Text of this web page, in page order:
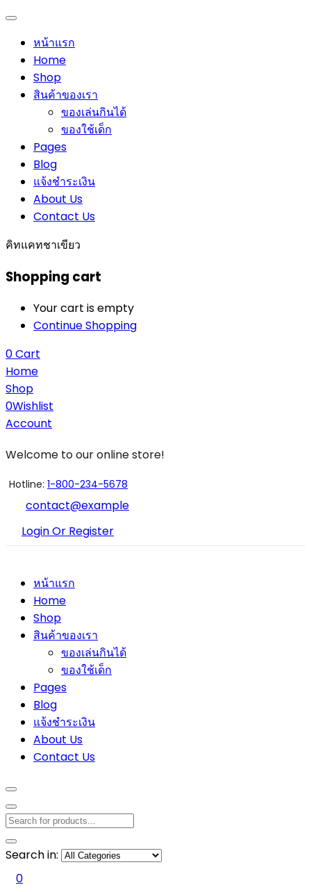
หน้าแรก
Home
Shop
สินค้าของเรา
ของเล่นกินได้
ของใช้เด็ก
Pages
Blog
แจ้งชำระเงิน
About Us
Contact Us
คิทแคทชาเขียว
Shopping cart
Your cart is empty
Continue Shopping
0Cart
Home
Shop
0Wishlist
Account
Welcome to our online store!
Hotline: 1-800-234-5678
contact@example
Login Or Register
หน้าแรก
Home
Shop
สินค้าของเรา
ของเล่นกินได้
ของใช้เด็ก
Pages
Blog
แจ้งชำระเงิน
About Us
Contact Us
Search in:
0